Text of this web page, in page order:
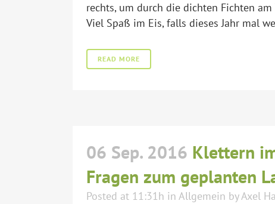
rechts, um durch die dichten Fichten
Viel Spaß im Eis, falls dieses Jahr mal
READ MORE
06 Sep. 2016 Klettern
Fragen zum geplanten
Posted at 11:31h in Allgemein byAxel